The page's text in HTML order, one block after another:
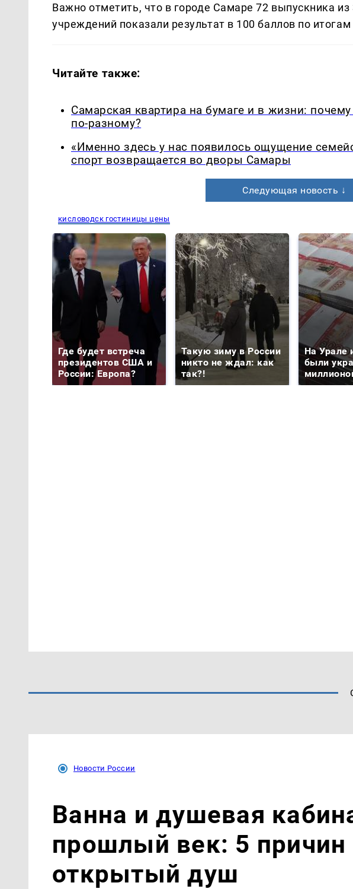
Важно отметить, что в городе Самаре 72 выпускника
учреждений показали результат в 100 баллов по
Читайте также:
Самарская квартира на бумаге и в жизни:
по-разному?
«Именно здесь у нас появилось ощущение
спорт возвращается во дворы Самары
Следующая новость ↓
кисловодск гостиницы цены
Где будет встреча
президентов США и
России: Европа?
Такую зиму в России
никто не ждал: как
так?!
На Урале
были
Новости России
Ванна и душевая
прошлый век: 5
открытый душ